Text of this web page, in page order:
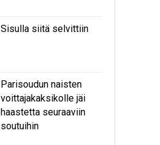
Sisulla siitä selvittiin
Parisoudun naisten
voittajakaksikolle jäi
haastetta seuraaviin
soutuihin